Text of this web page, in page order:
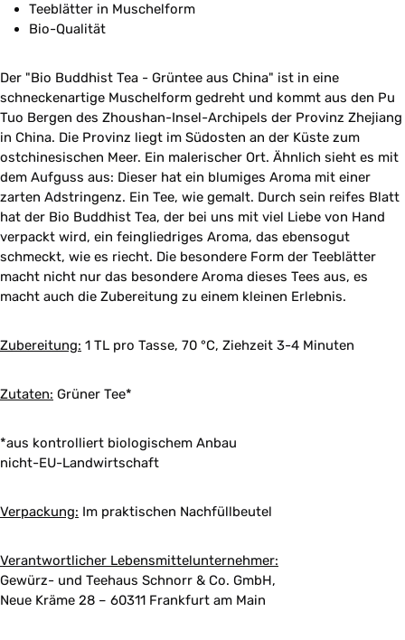
Teeblätter in Muschelform
Bio-Qualität
Der "Bio Buddhist Tea - Grüntee aus China" ist in eine
schneckenartige Muschelform gedreht und kommt aus den Pu
Tuo Bergen des Zhoushan-Insel-Archipels der Provinz Zhejiang
in China. Die Provinz liegt im Südosten an der Küste zum
ostchinesischen Meer. Ein malerischer Ort. Ähnlich sieht es mit
dem Aufguss aus: Dieser hat ein blumiges Aroma mit einer
zarten Adstringenz. Ein Tee, wie gemalt. Durch sein reifes Blatt
hat der Bio Buddhist Tea, der bei uns mit viel Liebe von Hand
verpackt wird, ein feingliedriges Aroma, das ebensogut
schmeckt, wie es riecht. Die besondere Form der Teeblätter
macht nicht nur das besondere Aroma dieses Tees aus, es
macht auch die Zubereitung zu einem kleinen Erlebnis.
Zubereitung: 1 TL pro Tasse, 70 °C, Ziehzeit 3-4 Minuten
Zutaten: Grüner Tee*
*aus kontrolliert biologischem Anbau
nicht-EU-Landwirtschaft
Verpackung: Im praktischen Nachfüllbeutel
Verantwortlicher Lebensmittelunternehmer:
Gewürz- und Teehaus Schnorr & Co. GmbH,
Neue Kräme 28 – 60311 Frankfurt am Main